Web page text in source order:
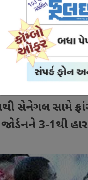
નેશનલ
ન્યુઝ
સામે ફ્રાંસનો
સેનેગલ સામે
3-1થી